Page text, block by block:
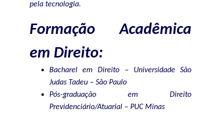
pela tecnologia.
Formação Acadêmica
em Direito:
Bacharel em Direito – Universidade São
Judas Tadeu – São Paulo
Pós-graduação em Direito
Previdenciário/Atuarial – PUC Minas